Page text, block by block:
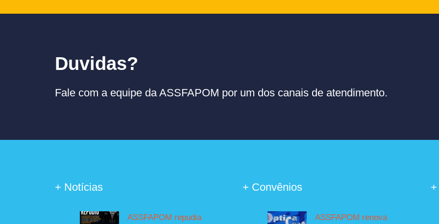
Duvidas?
Fale com a equipe da ASSFAPOM por um dos canais de atendimento.
+ Notícias
ASSFAPOM repudia
+ Convênios
ASSFAPOM renova